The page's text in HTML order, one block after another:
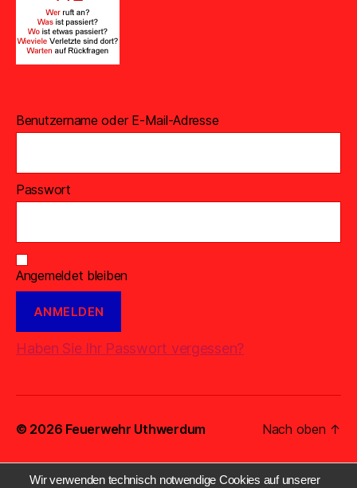
Benutzername oder E-Mail-Adresse
Passwort
Angemeldet bleiben
Haben Sie Ihr Passwort vergessen?
© 2026 Feuerwehr Uthwerdum Nach oben ↑
Wir verwenden technisch notwendige Cookies auf unserer